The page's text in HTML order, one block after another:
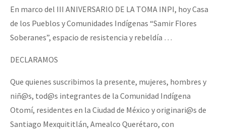
En marco del III ANIVERSARIO DE LA TOMA INPI, hoy Casa
de los Pueblos y Comunidades Indígenas “Samir Flores
Soberanes”, espacio de resistencia y rebeldía …
DECLARAMOS
Que quienes suscribimos la presente, mujeres, hombres y
niñ@s, tod@s integrantes de la Comunidad Indígena
Otomí, residentes en la Ciudad de México y originari@s de
Santiago Mexquititlán, Amealco Querétaro, con